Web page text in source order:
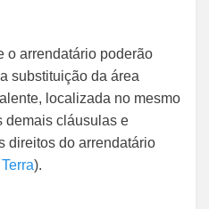
o arrendatário poderão
substituição da área
localizada no mesmo
demais cláusulas e
direitos do arrendatário
).